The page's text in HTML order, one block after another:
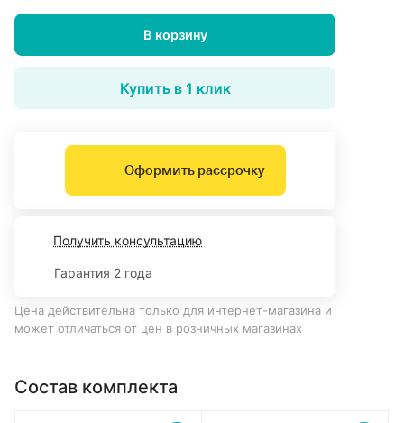
В корзину
Купить в 1 клик
Оформить рассрочку
Получить консультацию
Гарантия 2 года
Цена действительна только для интернет-магазина и
может отличаться от цен в розничных магазинах
Состав комплекта